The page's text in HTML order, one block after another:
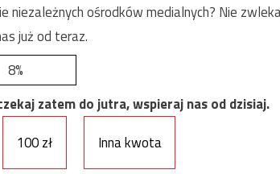
ośrodków medialnych? Nie
już od teraz.
8%
zatem do jutra, wspieraj nas od dzisiaj.
100 zł
Inna kwota